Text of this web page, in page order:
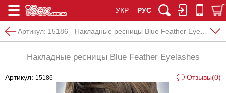
УКР РУС
Артикул: 15186 - Накладные ресницы Blue Feather Eyelashes
Накладные ресницы Blue Feather Eyelashes
Артикул: 15186 Отзывы(0)